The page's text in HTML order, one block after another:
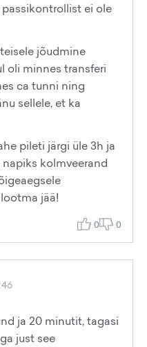
ei ole
jõudmine
oli minnes transferi
ca tunni ning
sellele, et ka
pileti järgi üle 3h ja
napiks kolmveerand
jää!
0 0
ja 20 minutit, tagasi
just see